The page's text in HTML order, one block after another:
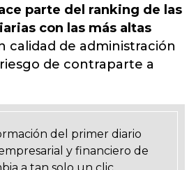
parte del ranking de las
con las más altas
calidad de administración
de contraparte a
del primer diario
y financiero de